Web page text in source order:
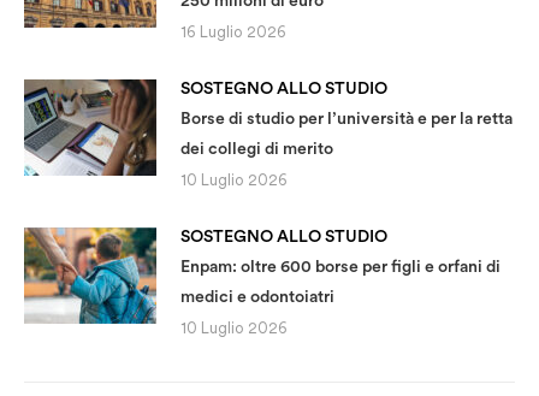
16 Luglio 2026
SOSTEGNO ALLO STUDIO
Borse di studio per l’università e per la retta
dei collegi di merito
10 Luglio 2026
SOSTEGNO ALLO STUDIO
Enpam: oltre 600 borse per figli e orfani di
medici e odontoiatri
10 Luglio 2026